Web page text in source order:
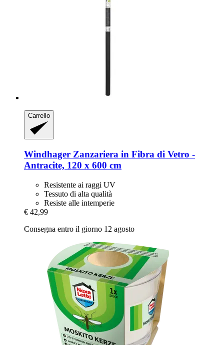
Carrello
Windhager Zanzariera in Fibra di Vetro -​
Antracite, 120 x 600 cm
Resistente ai raggi UV
Tessuto di alta qualità
Resiste alle intemperie
€ 42,99
Consegna entro il giorno 12 agosto